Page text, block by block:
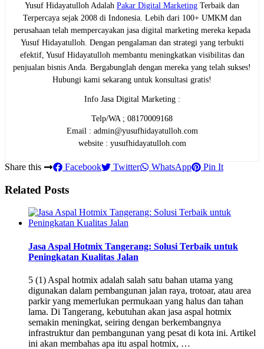
Yusuf Hidayatulloh Adalah Pakar Digital Marketing Terbaik dan
Terpercaya sejak 2008 di Indonesia. Lebih dari 100+ UMKM dan
perusahaan telah mempercayakan jasa digital marketing mereka kepada
Yusuf Hidayatulloh. Dengan pengalaman dan strategi yang terbukti
efektif, Yusuf Hidayatulloh membantu meningkatkan visibilitas dan
penjualan bisnis Anda. Bergabunglah dengan mereka yang telah sukses!
Hubungi kami sekarang untuk konsultasi gratis!
Info Jasa Digital Marketing :
Telp/WA ; 08170009168
Email : admin@yusufhidayatulloh.com
website : yusufhidayatulloh.com
Share this Facebook Twitter WhatsApp Pin It
Related Posts
Jasa Aspal Hotmix Tangerang: Solusi Terbaik untuk
Peningkatan Kualitas Jalan
5 (1) Aspal hotmix adalah salah satu bahan utama yang
digunakan dalam pembangunan jalan raya, trotoar, atau area
parkir yang memerlukan permukaan yang halus dan tahan
lama. Di Tangerang, kebutuhan akan jasa aspal hotmix
semakin meningkat, seiring dengan berkembangnya
infrastruktur dan pembangunan yang pesat di kota ini. Artikel
ini akan membahas apa itu aspal hotmix, …